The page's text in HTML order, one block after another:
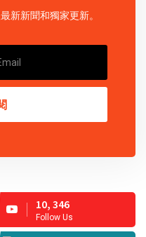
新新聞和獨家更新。
10, 346
Follow Us